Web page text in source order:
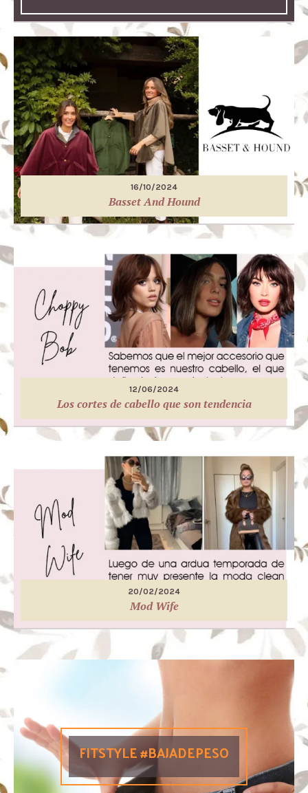
16/10/2024
Basset And Hound
12/06/2024
Los cortes de cabello que son tendencia
20/02/2024
Mod Wife
FITSTYLE #BAJADEPESO